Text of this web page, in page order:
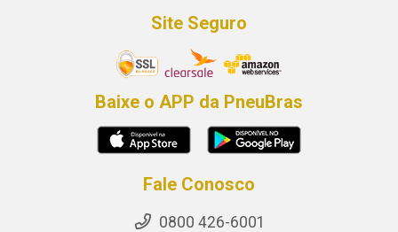
Site Seguro
Baixe o APP da PneuBras
Fale Conosco
0800 426-6001